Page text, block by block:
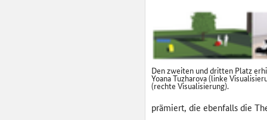
Den zweiten und dritten Platz
Yoana Tuzharova (linke
(rechte Visualisierung).
prämiert, die ebenfalls die